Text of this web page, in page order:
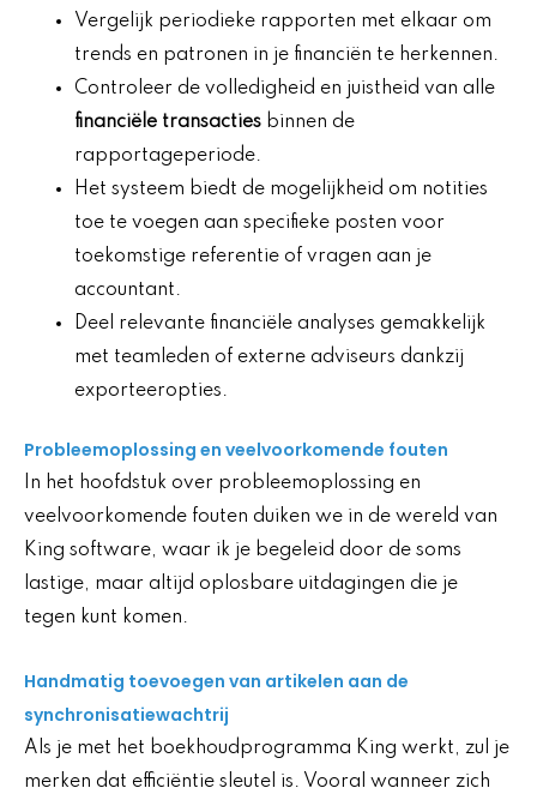
Vergelijk periodieke rapporten met elkaar om
trends en patronen in je financiën te herkennen.
Controleer de volledigheid en juistheid van alle
financiële transacties binnen de
rapportageperiode.
Het systeem biedt de mogelijkheid om notities
toe te voegen aan specifieke posten voor
toekomstige referentie of vragen aan je
accountant.
Deel relevante financiële analyses gemakkelijk
met teamleden of externe adviseurs dankzij
exporteeropties.
Probleemoplossing en veelvoorkomende fouten
In het hoofdstuk over probleemoplossing en
veelvoorkomende fouten duiken we in de wereld van
King software, waar ik je begeleid door de soms
lastige, maar altijd oplosbare uitdagingen die je
tegen kunt komen.
Handmatig toevoegen van artikelen aan de
synchronisatiewachtrij
Als je met het boekhoudprogramma King werkt, zul je
merken dat efficiëntie sleutel is. Vooral wanneer zich